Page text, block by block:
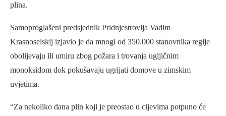
plina.
Samoproglašeni predsjednik Pridnjestrovlja Vadim
Krasnoselskij izjavio je da mnogi od 350.000 stanovnika regije
obolijevaju ili umiru zbog požara i trovanja ugljičnim
monoksidom dok pokušavaju ugrijati domove u zimskim
uvjetima.
“Za nekoliko dana plin koji je preostao u cijevima potpuno će